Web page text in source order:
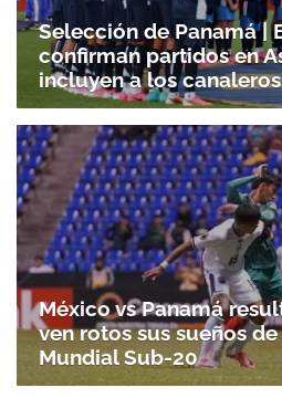
Selección de Panamá |
confirman partidos en
incluyen a los canaleros
México vs Panamá
ven rotos sus sueños
Mundial Sub-20